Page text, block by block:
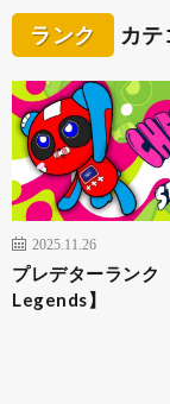
ランク カ
2025.11.26
プレデターランク
Legends】